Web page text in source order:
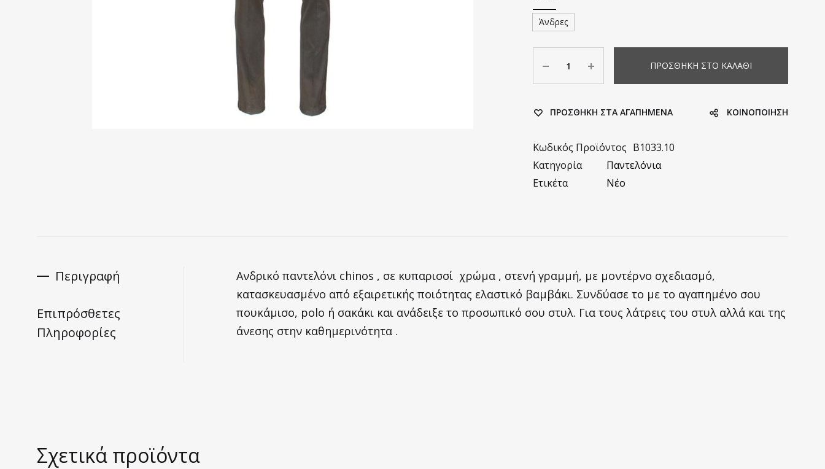
Άνδρες
ΠΡΟΣΘΉΚΗ ΣΤΟ ΚΑΛΆΘΙ
ΠΡΟΣΘΗΚΗ ΣΤΑ ΑΓΑΠΗΜΈΝΑ KΟΙΝΟΠΟΊΗΣΗ
Κωδικός Προϊόντος B1033.10
Κατηγορία
Παντελόνια
Ετικέτα
Νέο
Περιγραφή
Επιπρόσθετες
Πληροφορίες
Ανδρικό παντελόνι chinos , σε κυπαρισσί χρώμα , στενή γραμμή, με μοντέρνο σχεδιασμό,
κατασκευασμένο από εξαιρετικής ποιότητας ελαστικό βαμβάκι. Συνδύασε το με το αγαπημένο σου
πουκάμισο, polo ή σακάκι και ανάδειξε το προσωπικό σου στυλ. Για τους λάτρεις του στυλ αλλά και της
άνεσης στην καθημερινότητα .
Σχετικά προϊόντα